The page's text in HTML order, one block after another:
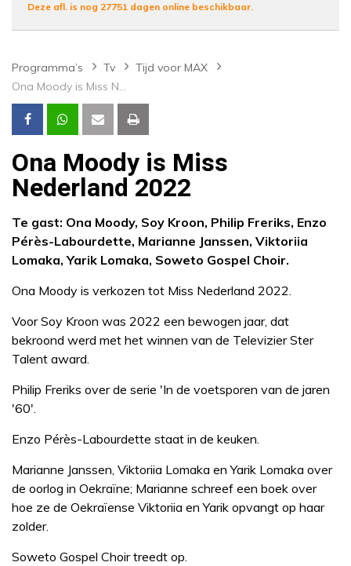
Deze afl. is nog 27751 dagen online beschikbaar.
Programma’s Tv
Tijd voor MAX
Ona Moody is Miss Nederland 2022
Ona Moody is Miss
Nederland 2022
Te gast: Ona Moody, Soy Kroon, Philip Freriks, Enzo
Pérès-Labourdette, Marianne Janssen, Viktoriia
Lomaka, Yarik Lomaka, Soweto Gospel Choir.
Ona Moody is verkozen tot Miss Nederland 2022.
Voor Soy Kroon was 2022 een bewogen jaar, dat
bekroond werd met het winnen van de Televizier Ster
Talent award.
Philip Freriks over de serie 'In de voetsporen van de jaren
'60'.
Enzo Pérès-Labourdette staat in de keuken.
Marianne Janssen, Viktoriia Lomaka en Yarik Lomaka over
de oorlog in Oekraïne; Marianne schreef een boek over
hoe ze de Oekraïense Viktoriia en Yarik opvangt op haar
zolder.
Soweto Gospel Choir treedt op.